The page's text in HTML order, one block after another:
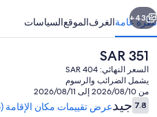
التالي
43+
نظرة عامةالغرفالموقعالسياسات
السعر
الحالي
هو
SAR
351
SAR 351
السعر النهائي: SAR 404
يشمل الضرائب والرسوم
من 2026/08/10 إلى 2026/08/11
التقييمات
7.87.8 من 10جيدعرض تقييمات مكان الإقامة (3,786 تقييماً)